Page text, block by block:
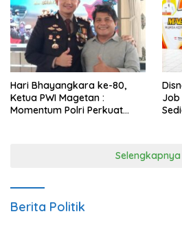
Hari Bhayangkara ke-80,
Ketua PWI Magetan :
Momentum Polri Perkuat
Job
Selengkapnya
Berita Politik